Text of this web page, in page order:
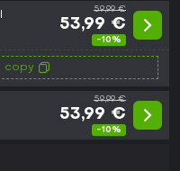
59,99 €
53,99 €
-10%
copy
59,99 €
53,99 €
-10%